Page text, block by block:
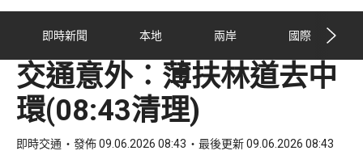
即時新聞 本地 兩岸 國際
交通意外︰薄扶林道去中
環(08:43清理)
即時交通 發佈 09.06.2026 08:43 最後更新 09.06.2026 08:43